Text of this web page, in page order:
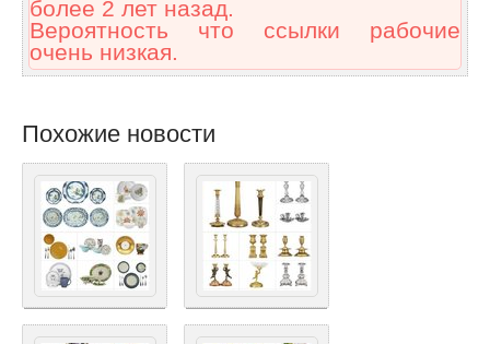
более 2 лет назад.
Вероятность что ссылки рабочие
очень низкая.
Похожие новости